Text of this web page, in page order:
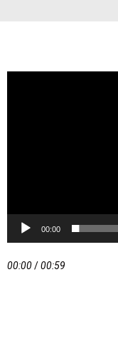
00:00
00:00/00:59